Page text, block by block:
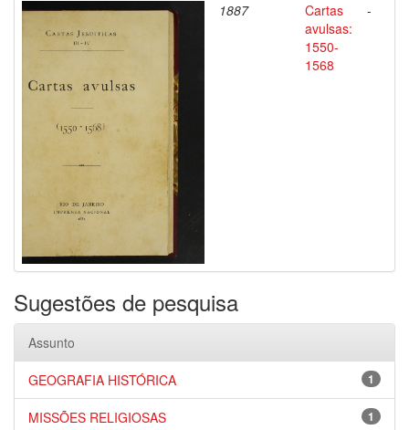
1887
Cartas
avulsas:
1550-
1568
-
Sugestões de pesquisa
Assunto
1
GEOGRAFIA HISTÓRICA
1
MISSÕES RELIGIOSAS